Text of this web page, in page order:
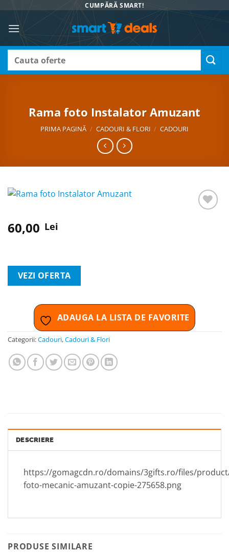
content
CUMPĂRĂ SMART!
Caută
Rama foto Instalator Amuzant
PRIMA PAGINĂ / CADOURI & FLORI / CADOURI
60,00 Lei
VEZI OFERTA
ADAUGA LA LISTA DE FAVORITE
Categorii:Cadouri,Cadouri & Flori
DESCRIERE
https://gomagcdn.ro/domains/3gifts.ro/files/
foto-mecanic-amuzant-copie-275658.png
PRODUSE SIMILARE